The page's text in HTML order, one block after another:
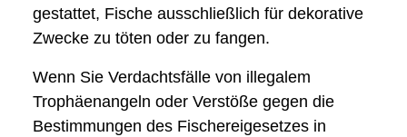
gestattet, Fische ausschließlich für dekorative
Zwecke zu töten oder zu fangen.
Wenn Sie Verdachtsfälle von illegalem
Trophäenangeln oder Verstöße gegen die
Bestimmungen des Fischereigesetzes in